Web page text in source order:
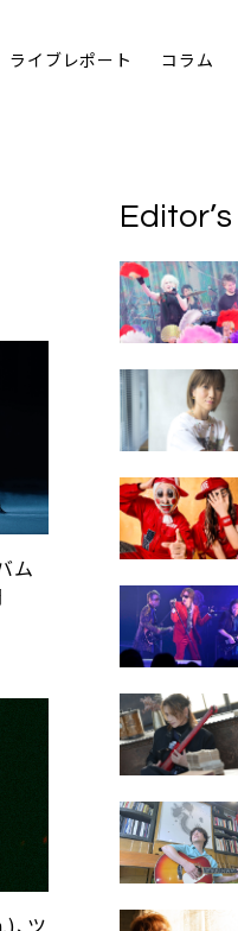
ライブレポート コラム
ム